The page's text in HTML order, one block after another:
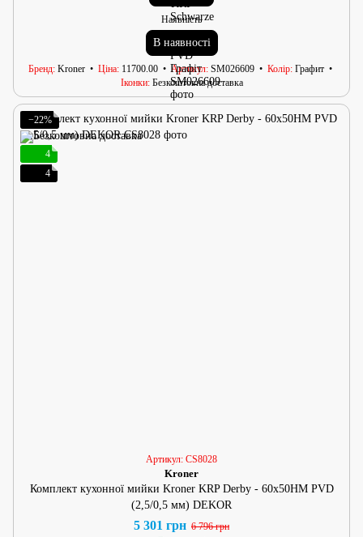
Наявність
В наявності
Бренд Kroner Ціна 11700.00 Артикул SM026609 Колір Графит
Іконки Безкоштовна доставка
−22%
4
4
Артикул: CS8028
Kroner
Комплект кухонної мийки Kroner KRP Derby - 60х50HM PVD
(2,5/0,5 мм) DEKOR
5 301 грн 6 796 грн